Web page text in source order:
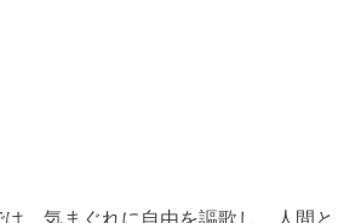
、気まぐれに自由を謳歌し、人間と